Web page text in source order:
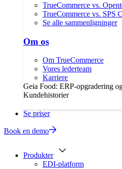
TrueCommerce vs.
TrueCommerce vs. SPS
Se alle sammenligninger
Om os
Om TrueCommerce
Vores lederteam
Karriere
Geia Food: ERP-opgradering
Kundehistorier
Se priser
Book en demo
Produkter
EDI-platform